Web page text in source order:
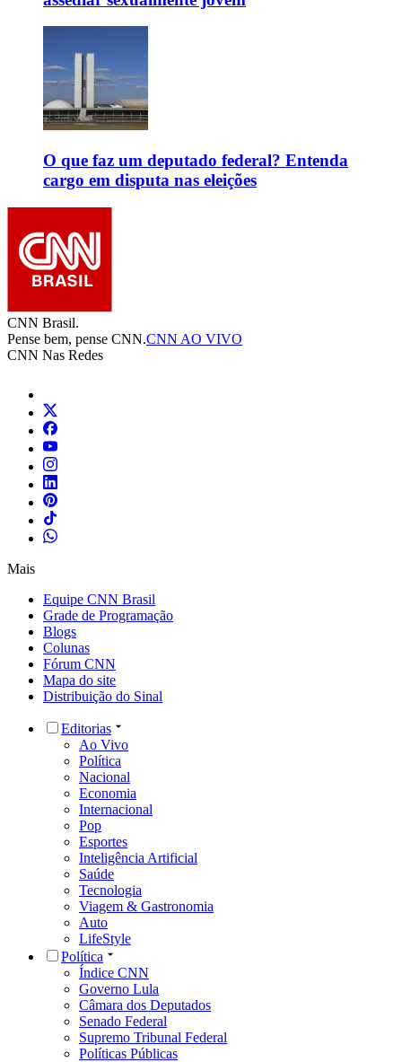
O que faz um deputado federal? Entenda
cargo em disputa nas eleições
CNN Brasil.
Pense bem, pense CNN.CNN AO VIVO
CNN Nas Redes
Mais
Equipe CNN Brasil
Grade de Programação
Blogs
Colunas
Fórum CNN
Mapa do site
Distribuição do Sinal
Editorias
Ao Vivo
Política
Nacional
Economia
Internacional
Pop
Esportes
Inteligência Artificial
Saúde
Tecnologia
Viagem & Gastronomia
Auto
LifeStyle
Política
Índice CNN
Governo Lula
Câmara dos Deputados
Senado Federal
Supremo Tribunal Federal
Políticas Públicas